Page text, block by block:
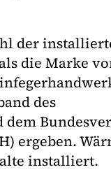
der
die Marke
des
ergeben.
installiert.